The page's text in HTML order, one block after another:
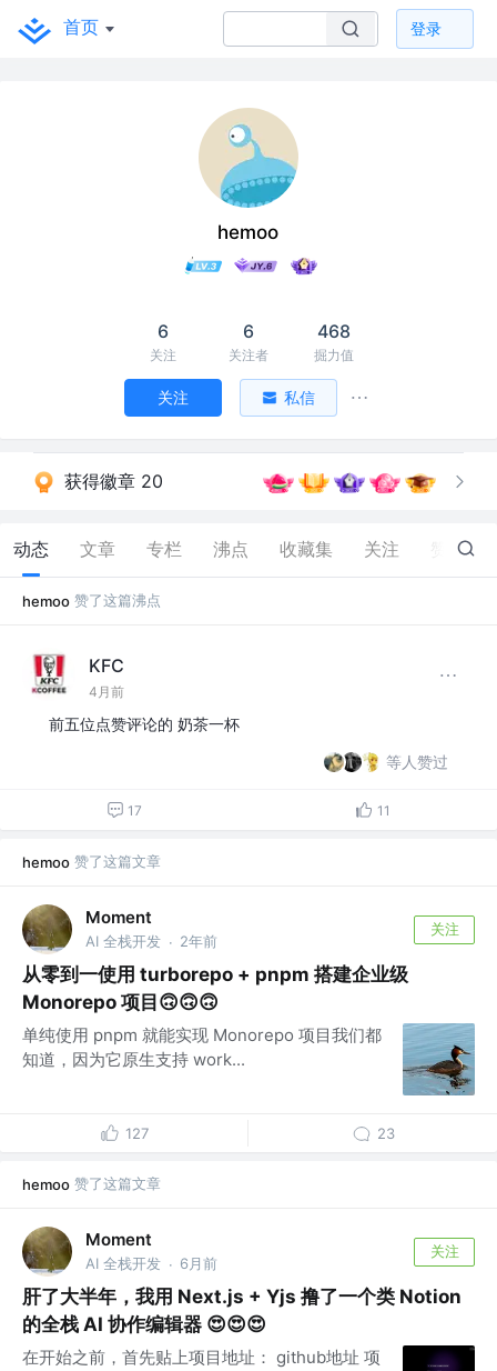
首页 登录
hemoo
6
关注
6
关注者
468
掘力值
关注 私信
获得徽章 20
动态 文章 专栏 沸点 收藏集 关注 24
hemoo 赞了这篇沸点
KFC
4月前
前五位点赞评论的 奶茶一杯
等人赞过
17 11
hemoo 赞了这篇文章
Moment
AI 全栈开发 · 2年前
关注
从零到一使用 turborepo + pnpm 搭建企业级
Monorepo 项目🙃🙃🙃
单纯使用 pnpm 就能实现 Monorepo 项目我们都
知道，因为它原生支持 work...
127 23
hemoo 赞了这篇文章
Moment
AI 全栈开发 · 6月前
关注
肝了大半年，我用 Next.js + Yjs 撸了一个类 Notion
的全栈 AI 协作编辑器 😍😍😍
在开始之前，首先贴上项目地址： github地址 项